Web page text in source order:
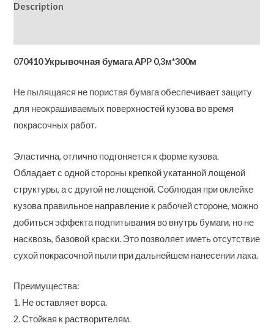
Description
070410 Укрывочная бумага APP 0,3м*300м
Не пылящаяся не пористая бумага обеспечивает защиту
для неокрашиваемых поверхностей кузова во время
покрасочных работ.
Эластична, отлично подгоняется к форме кузова.
Обладает с одной стороны крепкой укатанной лощеной
структуры, а с другой не лощеной. Соблюдая при оклейке
кузова правильное направление к рабочей стороне, можно
добиться эффекта подпитывания во внутрь бумаги, но не
насквозь, базовой краски. Это позволяет иметь отсутствие
сухой покрасочной пыли при дальнейшем нанесении лака.
Преимущества:
1. Не оставляет ворса.
2. Стойкая к растворителям.